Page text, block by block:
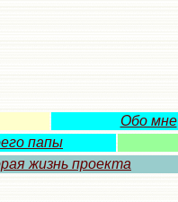
Обо мне
папы
жизнь проекта